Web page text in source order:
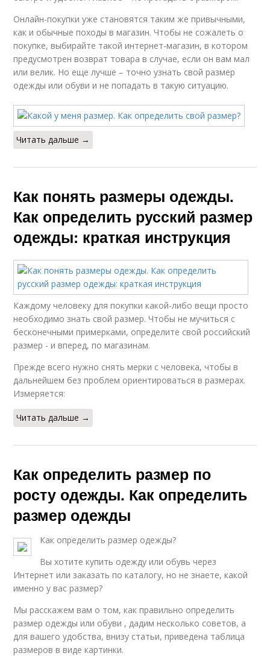
Онлайн-покупки уже становятся таким же привычными,
как и обычные походы в магазин. Чтобы не сожалеть о
покупке, выбирайте такой интернет-магазин, в котором
предусмотрен возврат товара в случае, если он вам мал
или велик. Но еще лучше – точно узнать свой размер
одежды или обуви и не попадать в такую ситуацию.
Читать дальше →
Как понять размеры одежды.
Как определить русский размер
одежды: краткая инструкция
Каждому человеку для покупки какой-либо вещи просто
необходимо знать свой размер. Чтобы не мучиться с
бесконечными примерками, определите свой российский
размер - и вперед, по магазинам.
Прежде всего нужно снять мерки с человека, чтобы в
дальнейшем без проблем ориентироваться в размерах.
Измеряется:
Читать дальше →
Как определить размер по
росту одежды. Как определить
размер одежды
Как определить размер одежды?
Вы хотите купить одежду или обувь через
Интернет или заказать по каталогу, но не знаете, какой
именно у вас размер?
Мы расскажем вам о том, как правильно определить
размер одежды или обуви , дадим несколько советов, а
для вашего удобства, внизу статьи, приведена таблица
размеров в виде картинки.